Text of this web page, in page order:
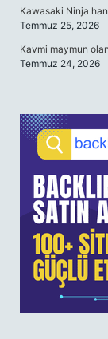
Kawasaki Ninja
Temmuz 25, 2026
Kavmi maymun
Temmuz 24, 2026